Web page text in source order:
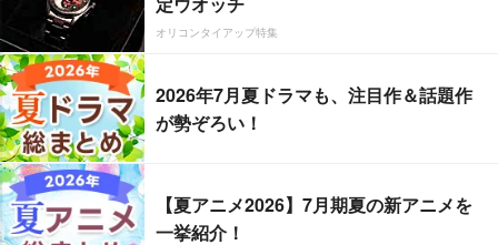
オリコンタイアップ特集
2026年7月夏ドラマも、注目作＆話題作
が勢ぞろい！
【夏アニメ2026】7月期夏の新アニメを
一挙紹介！